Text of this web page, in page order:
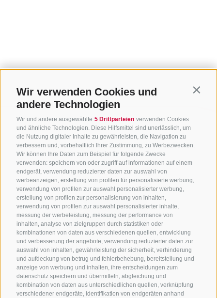
Wir verwenden Cookies und
andere Technologien
Wir und andere ausgewählte 5 Drittparteien verwenden Cookies
und ähnliche Technologien. Diese Hilfsmittel sind unerlässlich, um
die Nutzung digitaler Inhalte zu gewährleisten, die Navigation zu
verbessern und, vorbehaltlich Ihrer Zustimmung, zu Werbezwecken.
Wir können Ihre Daten zum Beispiel für folgende Zwecke
verwenden: speichern von oder zugriff auf informationen auf einem
endgerät, verwendung reduzierter daten zur auswahl von
werbeanzeigen, erstellung von profilen für personalisierte werbung,
verwendung von profilen zur auswahl personalisierter werbung,
erstellung von profilen zur personalisierung von inhalten,
verwendung von profilen zur auswahl personalisierter inhalte,
messung der werbeleistung, messung der performance von
inhalten, analyse von zielgruppen durch statistiken oder
kombinationen von daten aus verschiedenen quellen, entwicklung
und verbesserung der angebote, verwendung reduzierter daten zur
auswahl von inhalten, gewährleistung der sicherheit, verhinderung
und aufdeckung von betrug und fehlerbehebung, bereitstellung und
anzeige von werbung und inhalten, ihre entscheidungen zum
datenschutz speichern und übermitteln, abgleichung und
kombination von daten aus unterschiedlichen quellen, verknüpfung
verschiedener endgeräte, identifikation von endgeräten anhand
KONTAKTIERE UNS
+39 0472 765 325
info@sterzing.com